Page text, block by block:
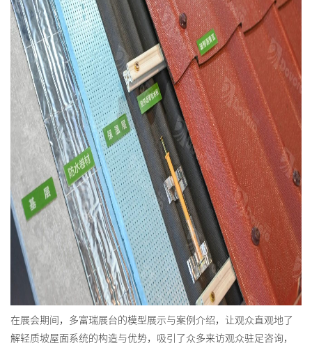
在展会期间，多富瑞展台的模型展示与案例介绍，让观众直观地了
解轻质坡屋面系统的构造与优势，吸引了众多来访观众驻足咨询，